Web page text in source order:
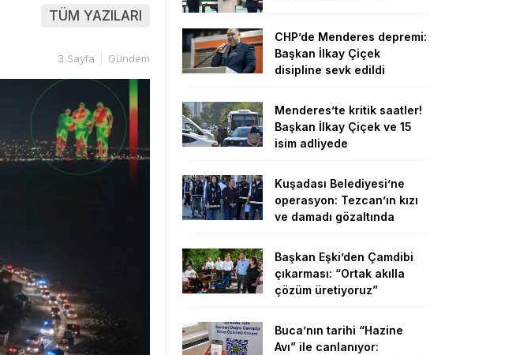
TÜM YAZILARI
3.Sayfa Gündem
CHP’de Menderes depremi:
Başkan İlkay Çiçek
disipline sevk edildi
Menderes’te kritik saatler!
Başkan İlkay Çiçek ve 15
isim adliyede
Kuşadası Belediyesi’ne
operasyon: Tezcan’ın kızı
ve damadı gözaltında
Başkan Eşki’den Çamdibi
çıkarması: “Ortak akılla
çözüm üretiyoruz”
Buca’nın tarihi “Hazine
Avı” ile canlanıyor: